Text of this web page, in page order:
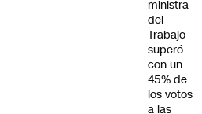
ministra
del
Trabajo
superó
con un
45% de
los votos
a las